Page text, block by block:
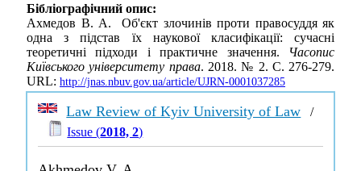
Бібліографічний опис:
Ахмедов В. А. Об'єкт злочинів проти правосуддя як
одна з підстав їх наукової класифікації: сучасні
теоретичні підходи і практичне значення. Часопис
Київського університету права. 2018. № 2. С. 276-279.
URL: http://jnas.nbuv.gov.ua/article/UJRN-0001037285
Law Review of Kyiv University of Law /
Issue (2018, 2)